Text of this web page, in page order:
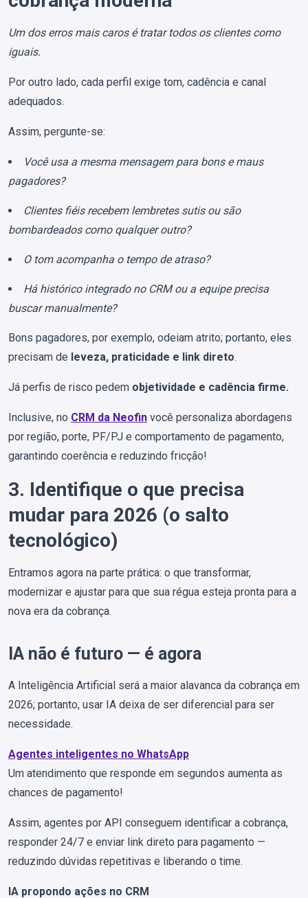
Um dos erros mais caros é tratar todos os clientes como
iguais.
Por outro lado, cada perfil exige tom, cadência e canal
adequados.
Assim, pergunte-se:
Você usa a mesma mensagem para bons e maus
pagadores?
Clientes fiéis recebem lembretes sutis ou são
bombardeados como qualquer outro?
O tom acompanha o tempo de atraso?
Há histórico integrado no CRM ou a equipe precisa
buscar manualmente?
Bons pagadores, por exemplo, odeiam atrito; portanto, eles
precisam de leveza, praticidade e link direto.
Já perfis de risco pedem objetividade e cadência firme.
Inclusive, no CRM da Neofin você personaliza abordagens
por região, porte, PF/PJ e comportamento de pagamento,
garantindo coerência e reduzindo fricção!
3. Identifique o que precisa
mudar para 2026 (o salto
tecnológico)
Entramos agora na parte prática: o que transformar,
modernizar e ajustar para que sua régua esteja pronta para a
nova era da cobrança.
IA não é futuro — é agora
A Inteligência Artificial será a maior alavanca da cobrança em
2026; portanto, usar IA deixa de ser diferencial para ser
necessidade.
Agentes inteligentes no WhatsApp
Um atendimento que responde em segundos aumenta as
chances de pagamento!
Assim, agentes por API conseguem identificar a cobrança,
responder 24/7 e enviar link direto para pagamento —
reduzindo dúvidas repetitivas e liberando o time.
IA propondo ações no CRM